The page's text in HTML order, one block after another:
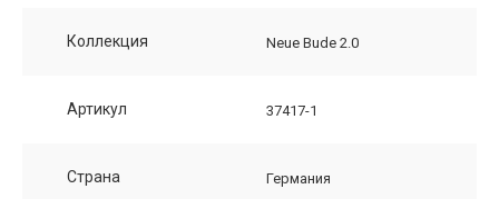
Коллекция Neue Bude 2.0
Артикул 37417-1
Страна Германия